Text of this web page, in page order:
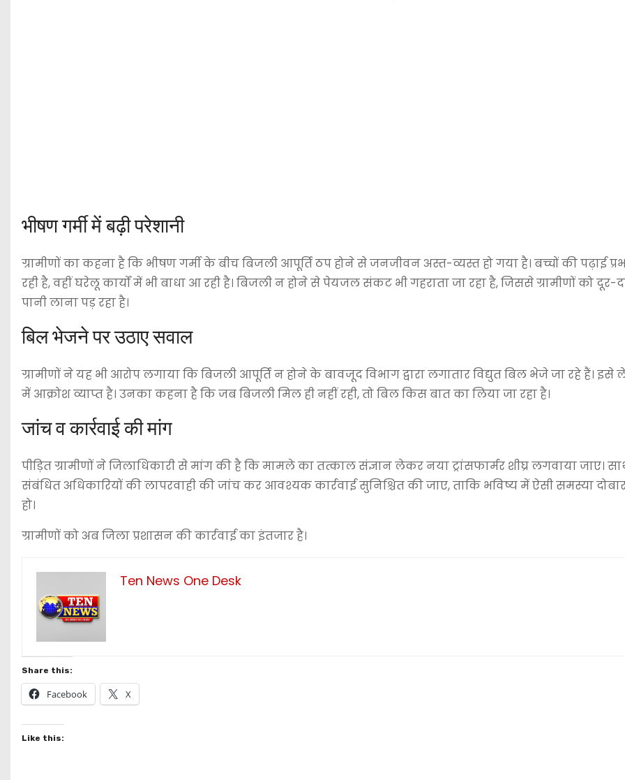
भीषण गर्मी में बढ़ी परेशानी
ग्रामीणों का कहना है कि भीषण गर्मी के बीच बिजली आपूर्ति ठप होने से जनजीवन अस्त-व्यस्त हो गया है। बच्चों की पढ़ाई
रही है, वहीं घरेलू कार्यों में भी बाधा आ रही है। बिजली न होने से पेयजल संकट भी गहराता जा रहा है, जिससे ग्रामीणों को दूर-
पानी लाना पड़ रहा है।
बिल भेजने पर उठाए सवाल
ग्रामीणों ने यह भी आरोप लगाया कि बिजली आपूर्ति न होने के बावजूद विभाग द्वारा लगातार विद्युत बिल भेजे जा रहे हैं। इसे
में आक्रोश व्याप्त है। उनका कहना है कि जब बिजली मिल ही नहीं रही, तो बिल किस बात का लिया जा रहा है।
जांच व कार्रवाई की मांग
पीड़ित ग्रामीणों ने जिलाधिकारी से मांग की है कि मामले का तत्काल संज्ञान लेकर नया ट्रांसफार्मर शीघ्र लगवाया जाए।
संबंधित अधिकारियों की लापरवाही की जांच कर आवश्यक कार्रवाई सुनिश्चित की जाए, ताकि भविष्य में ऐसी समस्या
हो।
ग्रामीणों को अब जिला प्रशासन की कार्रवाई का इंतजार है।
Ten News One Desk
Share this:
Facebook X
Like this: